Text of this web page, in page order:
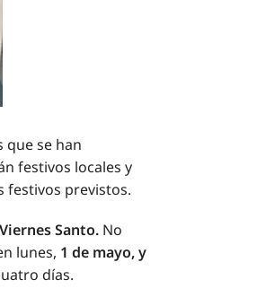
que se han
festivos locales y
festivos previstos.
Santo. No
lunes, 1 de mayo, y
días.